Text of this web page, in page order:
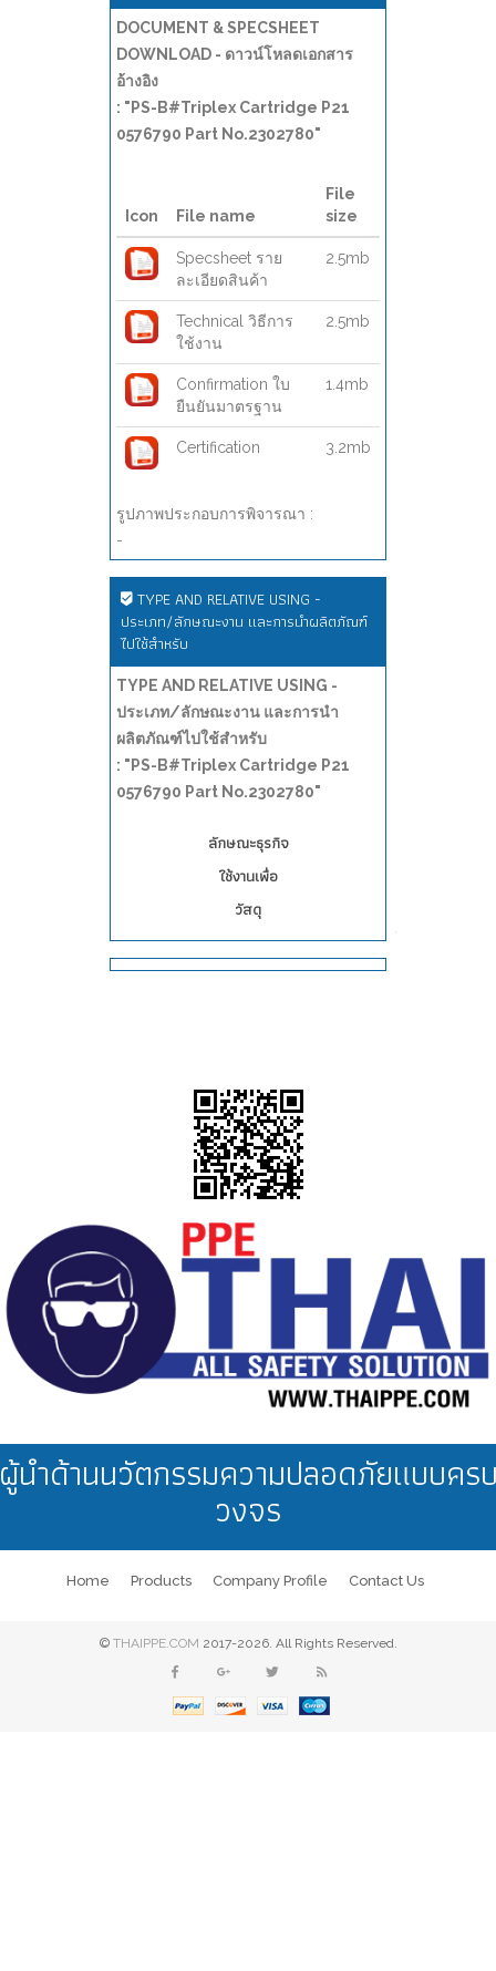
DOCUMENT & SPECSHEET
DOWNLOAD - ดาวน์โหลดเอกสาร
อ้างอิง
: "PS-B#Triplex Cartridge P21
0576790 Part No.2302780"
Icon File name
File
size
Specsheet ราย
ละเอียดสินค้า
2.5mb
Technical วิธีการ
ใช้งาน
2.5mb
Confirmation ใบ
ยืนยันมาตรฐาน
1.4mb
Certification 3.2mb
รูปภาพประกอบการพิจารณา :
-
TYPE AND RELATIVE USING -
ประเภท/ลักษณะงาน และการนำผลิตภัณฑ์
ไปใช้สำหรับ
TYPE AND RELATIVE USING -
ประเภท/ลักษณะงาน และการนำ
ผลิตภัณฑ์ไปใช้สำหรับ
: "PS-B#Triplex Cartridge P21
0576790 Part No.2302780"
ลักษณะธุรกิจ
ใช้งานเพื่อ
วัสดุ
นำด้านนวัตกรรมความปลอดภัยแบบคร
วงจร
Home Products Company Profile Contact Us
© THAIPPE.COM 2017-2026. All Rights Reserved.